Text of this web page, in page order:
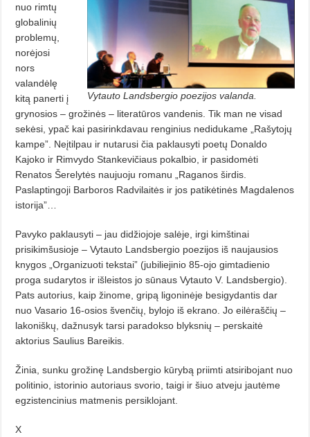
Vytauto Landsbergio poezijos valanda.
nuo rimtų
globalinių
problemų,
norėjosi
nors
valandėlę
kitą panerti į
grynosios – grožinės – literatūros vandenis. Tik man ne visad
sekėsi, ypač kai pasirinkdavau renginius nedidukame „Rašytojų
kampe”. Neįtilpau ir nutarusi čia paklausyti poetų Donaldo
Kajoko ir Rimvydo Stankevičiaus pokalbio, ir pasidomėti
Renatos Šerelytės naujuoju romanu „Raganos širdis.
Paslaptingoji Barboros Radvilaitės ir jos patikėtinės Magdalenos
istorija”…
Pavyko paklausyti – jau didžiojoje salėje, irgi kimštinai
prisikimšusioje – Vytauto Landsbergio poezijos iš naujausios
knygos „Organizuoti tekstai” (jubiliejinio 85-ojo gimtadienio
proga sudarytos ir išleistos jo sūnaus Vytauto V. Landsbergio).
Pats autorius, kaip žinome, gripą ligoninėje besigydantis dar
nuo Vasario 16-osios švenčių, bylojo iš ekrano. Jo eilėraščių –
lakoniškų, dažnusyk tarsi paradokso blyksnių – perskaitė
aktorius Saulius Bareikis.
Žinia, sunku grožinę Landsbergio kūrybą priimti atsiribojant nuo
politinio, istorinio autoriaus svorio, taigi ir šiuo atveju jautėme
egzistencinius matmenis persiklojant.
X